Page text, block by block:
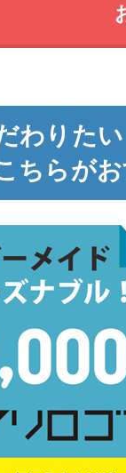
わりた
ちらがお